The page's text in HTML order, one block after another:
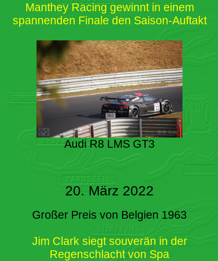
Manthey Racing gewinnt in einem
spannenden Finale den Saison-Auftakt
Audi R8 LMS GT3
20. März 2022
Großer Preis von Belgien 1963
Jim Clark siegt souverän in der
Regenschlacht von Spa